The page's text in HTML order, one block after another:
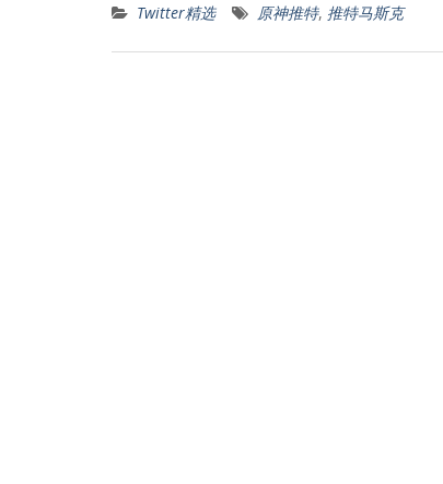
Twitter精选 原神推特, 推特马斯克